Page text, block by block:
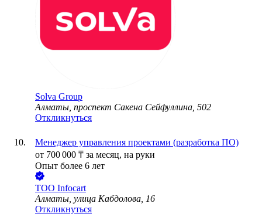
Solva Group
Алматы, проспект Сакена Сейфуллина, 502
Откликнуться
Менеджер управления проектами (разработка ПО)
от 700 000 ₸ за месяц, на руки
Опыт более 6 лет
ТОО Infocart
Алматы, улица Кабдолова, 16
Откликнуться